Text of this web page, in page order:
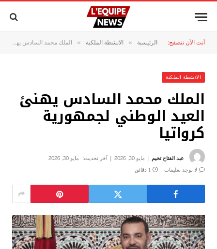
أنت الآن تتصفح: الرئيسية » الانشطة الملكية » الملك محمد السادس يهنئ العيد الوطني لجمهورية كرواتيا
الانشطة الملكية
الملك محمد السادس يهنئ
العيد الوطني لجمهورية
كرواتيا
عبد الفتاح تخيم مايو 30, 2026 آخر تحديث: مايو 30, 2026
لا توجد تعليقات
1 دقائق